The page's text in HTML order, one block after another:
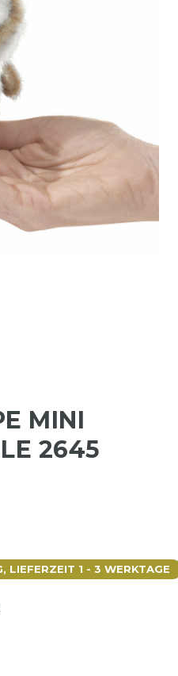
MINI
2645
LIEFERZEIT 1 - 3 WERKTAGE